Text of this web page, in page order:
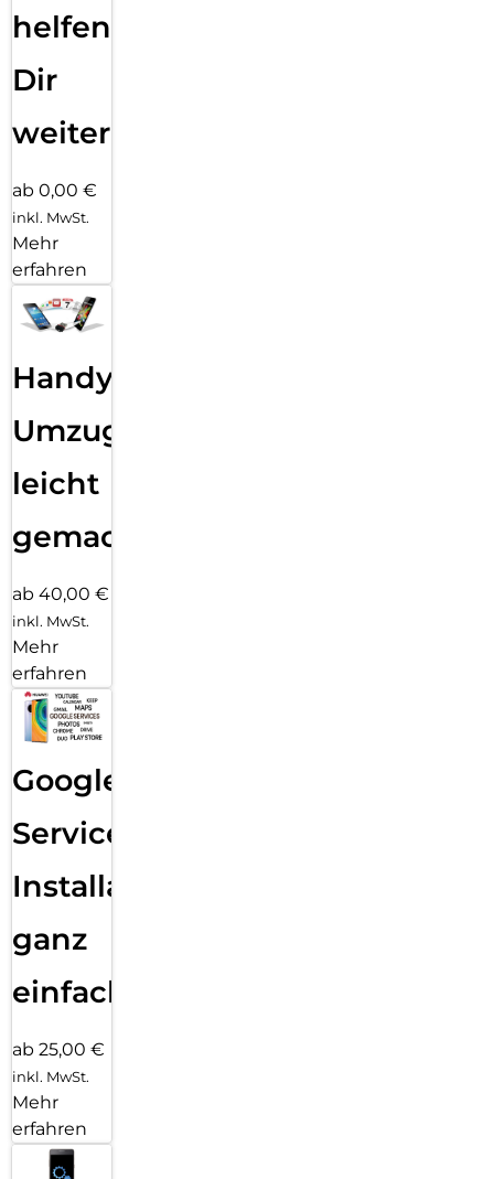
helfen
Dir
weiter
ab 0,00 €
inkl. MwSt.
Mehr
erfahren
Handy
Umzug
leicht
gemacht!
ab 40,00 €
inkl. MwSt.
Mehr
erfahren
Google
Services
Installation
ganz
einfach
ab 25,00 €
inkl. MwSt.
Mehr
erfahren